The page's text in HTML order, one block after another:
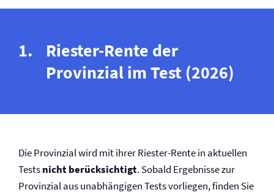
Riester-Rente der
Provinzial im Test (2026)
Die Provinzial wird mit ihrer Riester-Rente in aktuellen
Testsnicht berücksichtigt. Sobald Ergebnisse zur
Provinzial aus unabhängigen Tests vorliegen, finden Sie